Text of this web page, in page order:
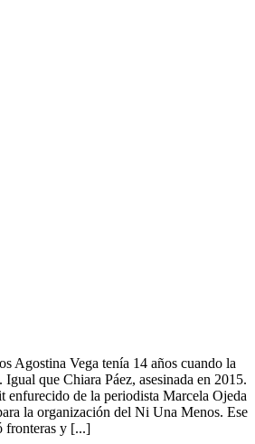
Agostina Vega tenía 14 años cuando la
Igual que Chiara Páez, asesinada en 2015.
enfurecido de la periodista Marcela Ojeda
la organización del Ni Una Menos. Ese
fronteras y [...]